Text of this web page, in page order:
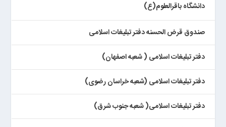
دانشگاه باقرالعلوم(ع)
صندوق قرض الحسنه دفتر تبلیغات اسلامی
دفتر تبلیغات اسلامی ( شعبه اصفهان)
دفتر تبلیغات اسلامی (شعبه خراسان رضوی)
دفتر تبلیغات اسلامی( شعبه جنوب شرق)